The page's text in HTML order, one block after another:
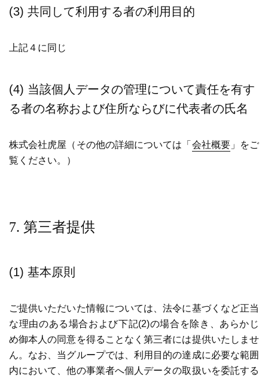
(3) 共同して利用する者の利用目的
上記４に同じ
(4) 当該個人データの管理について責任を有す
る者の名称および住所ならびに代表者の氏名
株式会社虎屋（その他の詳細については「 会社概要」をご
覧ください。）
7. 第三者提供
(1) 基本原則
ご提供いただいた情報については、法令に基づくなど正当
な理由のある場合および下記(2)の場合を除き、あらかじ
め御本人の同意を得ることなく第三者には提供いたしませ
ん。なお、当グループでは、利用目的の達成に必要な範囲
内において、他の事業者へ個人データの取扱いを委託する